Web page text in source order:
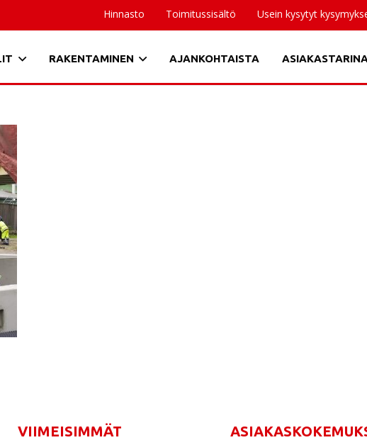
Hinnasto Toimitussisältö Usein kysytyt
RAKENTAMINEN AJANKOHTAISTA
VIIMEISIMMÄT